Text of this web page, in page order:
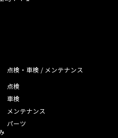
点検・車検 / メンテナンス
点検
車検
メンテナンス
パーツ